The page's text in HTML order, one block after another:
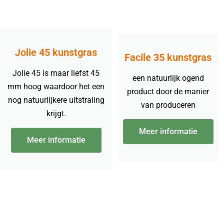
Jolie 45 kunstgras
Jolie 45 is maar liefst 45
mm hoog waardoor het een
nog natuurlijkere uitstraling
krijgt.
Meer informatie
Facile 35 kunstgras
een natuurlijk ogend
product door de manier
van produceren
Meer informatie